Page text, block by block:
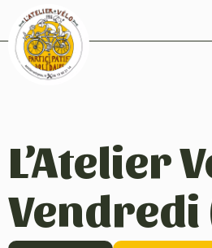
L’Atelier
Vendredi